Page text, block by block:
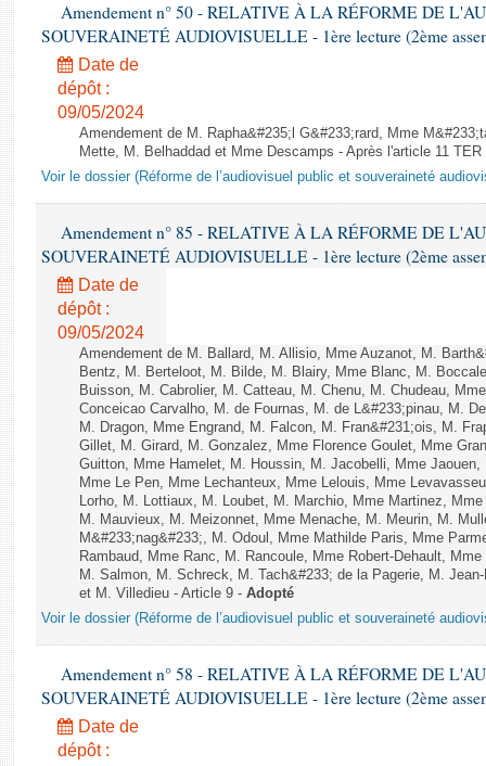
Amendement n° 50 - RELATIVE À LA RÉFORME DE
SOUVERAINETÉ AUDIOVISUELLE - 1ère lecture (2ème
Date de
dépôt :
09/05/2024
Amendement de M. Rapha&#235;l G&#233;rard, Mme
Mette, M. Belhaddad et Mme Descamps - Après l'article 11
Voir le dossier (Réforme de l’audiovisuel public et souveraineté
Amendement n° 85 - RELATIVE À LA RÉFORME DE
SOUVERAINETÉ AUDIOVISUELLE - 1ère lecture (2ème
Date de
dépôt :
09/05/2024
Amendement de M. Ballard, M. Allisio, Mme Auzanot, M.
Bentz, M. Berteloot, M. Bilde, M. Blairy, Mme Blanc, M.
Buisson, M. Cabrolier, M. Catteau, M. Chenu, M. Chudeau,
Conceicao Carvalho, M. de Fournas, M. de L&#233;pinau, M.
M. Dragon, Mme Engrand, M. Falcon, M. Fran&#231;ois, M.
Gillet, M. Girard, M. Gonzalez, Mme Florence Goulet, Mme
Guitton, Mme Hamelet, M. Houssin, M. Jacobelli, Mme
Mme Le Pen, Mme Lechanteux, Mme Lelouis, Mme
Lorho, M. Lottiaux, M. Loubet, M. Marchio, Mme Martinez,
M. Mauvieux, M. Meizonnet, Mme Menache, M. Meurin, M.
M&#233;nag&#233;, M. Odoul, Mme Mathilde Paris, Mme
Rambaud, Mme Ranc, M. Rancoule, Mme Robert-Dehault,
M. Salmon, M. Schreck, M. Tach&#233; de la Pagerie, M.
et M. Villedieu - Article 9 - Adopté
Voir le dossier (Réforme de l’audiovisuel public et souveraineté
Amendement n° 58 - RELATIVE À LA RÉFORME DE
SOUVERAINETÉ AUDIOVISUELLE - 1ère lecture (2ème
Date de
dépôt :